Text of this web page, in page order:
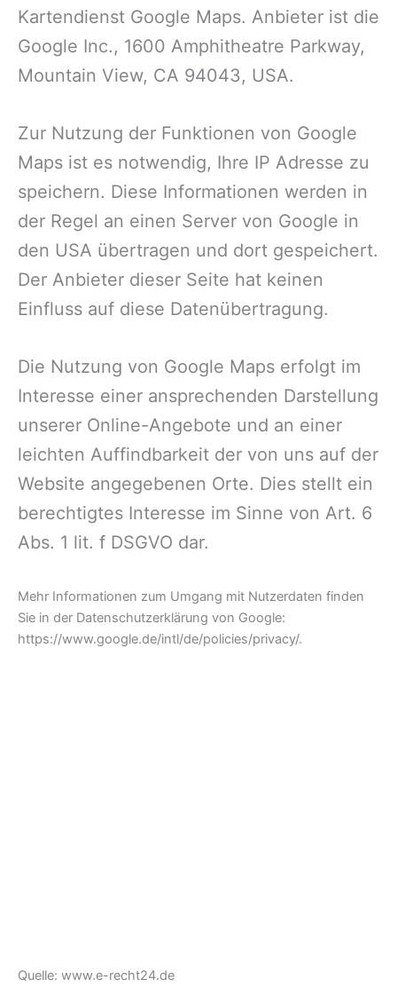
Kartendienst Google Maps. Anbieter ist die
Google Inc., 1600 Amphitheatre Parkway,
Mountain View, CA 94043, USA.
Zur Nutzung der Funktionen von Google
Maps ist es notwendig, Ihre IP Adresse zu
speichern. Diese Informationen werden in
der Regel an einen Server von Google in
den USA übertragen und dort gespeichert.
Der Anbieter dieser Seite hat keinen
Einfluss auf diese Datenübertragung.
Die Nutzung von Google Maps erfolgt im
Interesse einer ansprechenden Darstellung
unserer Online-Angebote und an einer
leichten Auffindbarkeit der von uns auf der
Website angegebenen Orte. Dies stellt ein
berechtigtes Interesse im Sinne von Art. 6
Abs. 1 lit. f DSGVO dar.
Mehr Informationen zum Umgang mit Nutzerdaten finden
Sie in der Datenschutzerklärung von Google:
https://www.google.de/intl/de/policies/privacy/.
Quelle: www.e-recht24.de